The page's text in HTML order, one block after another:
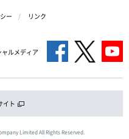
ー リンク
ャルメディア
イト
Limited All Rights Reserved.